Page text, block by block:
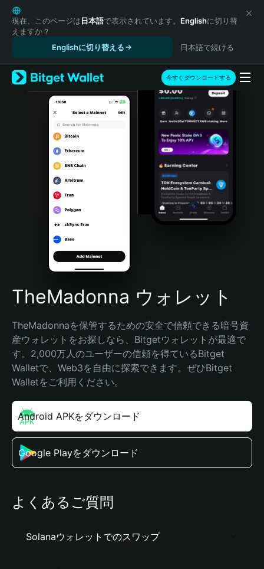
English
日本語
Tiếng Việt
Español (Latinoamérica)
Türkçe
Italiano
Português (Portugal)
Bahasa Indonesia
Português (Brasil)
Español (Argentina)
現在、このページは日本語で表示されています。 Englishに切り替
えますか？
Englishに切り替える
日本語で続ける
今すぐダウンロードする
TheMadonna ウォレット
TheMadonnaを保管するための安全で信頼できる暗号資
産ウォレットをお探しなら、Bitgetウォレットが最適で
す。2,000万人のユーザーの信頼を得ているBitget
Walletで、Web3を自由に探索できます。ぜひBitget
Walletをご利用ください。
Android APKをダウンロード
Google Playをダウンロード
よくあるご質問
Solanaウォレットでのスワップ